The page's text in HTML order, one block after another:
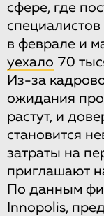
сфере, где
специалистов
в феврале и
уехало 70
Из-за
ожидания
растут, и
становится
затраты на
приглашают
По данным
Innopolis,